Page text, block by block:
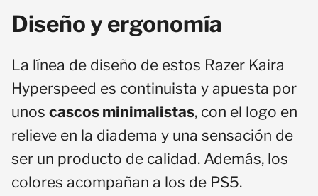
Diseño y ergonomía
La línea de diseño de estos Razer Kaira
Hyperspeed es continuista y apuesta por
unos cascos minimalistas, con el logo en
relieve en la diadema y una sensación de
ser un producto de calidad. Además, los
colores acompañan a los de PS5.